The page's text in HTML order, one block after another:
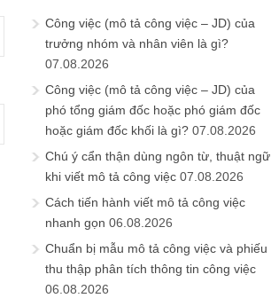
Công việc (mô tả công việc – JD) của
trưởng nhóm và nhân viên là gì?
07.08.2026
Công việc (mô tả công việc – JD) của
phó tổng giám đốc hoặc phó giám đốc
hoặc giám đốc khối là gì? 07.08.2026
Chú ý cẩn thận dùng ngôn từ, thuật ngữ
khi viết mô tả công việc 07.08.2026
Cách tiến hành viết mô tả công việc
nhanh gọn 06.08.2026
Chuẩn bị mẫu mô tả công việc và phiếu
thu thập phân tích thông tin công việc
06.08.2026